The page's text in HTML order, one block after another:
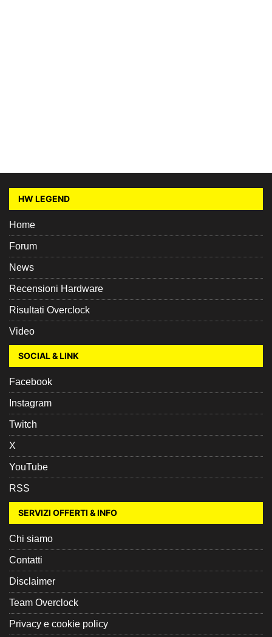
HW LEGEND
Home
Forum
News
Recensioni Hardware
Risultati Overclock
Video
SOCIAL & LINK
Facebook
Instagram
Twitch
X
YouTube
RSS
SERVIZI OFFERTI & INFO
Chi siamo
Contatti
Disclaimer
Team Overclock
Privacy e cookie policy